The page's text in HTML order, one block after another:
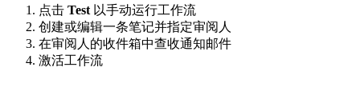
点击 Test 以手动运行工作流
创建或编辑一条笔记并指定审阅人
在审阅人的收件箱中查收通知邮件
激活工作流